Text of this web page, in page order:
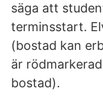
säga att
terminsstart.
(bostad kan
är
bostad).